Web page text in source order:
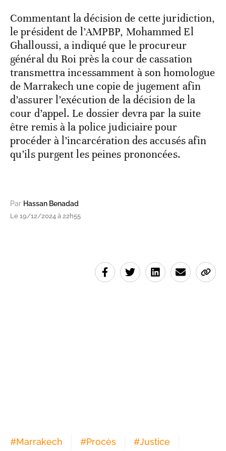
Commentant la décision de cette juridiction,
le président de l’AMPBP, Mohammed El
Ghalloussi, a indiqué que le procureur
général du Roi près la cour de cassation
transmettra incessamment à son homologue
de Marrakech une copie de jugement afin
d’assurer l’exécution de la décision de la
cour d’appel. Le dossier devra par la suite
être remis à la police judiciaire pour
procéder à l’incarcération des accusés afin
qu’ils purgent les peines prononcées.
Par Hassan Benadad
Le 19/12/2024 à 22h55
#Marrakech #Procès #Justice